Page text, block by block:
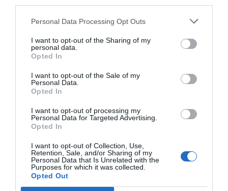
Personal Data Processing Opt Outs
I want to opt-out of the Sharing of my
personal data.
Opted In
I want to opt-out of the Sale of my
Personal Data.
Opted In
I want to opt-out of processing my
Personal Data for Targeted Advertising.
Opted In
I want to opt-out of Collection, Use,
Retention, Sale, and/or Sharing of my
Personal Data that Is Unrelated with the
Purposes for which it was collected.
Opted Out
Mokslininkai atrado medžiagą iš
Vitamino E svarba
nominacija skirta Klaipėdai
Fizinį skausmą malšina virtuali realybė
Mokslininkai rado sąsają tarp
šaltų žiemų ir saulės aktyvumo
tarp vienuolikos metų trukmės Saulės